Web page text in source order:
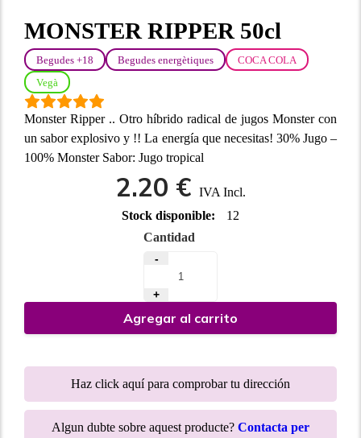
MONSTER RIPPER 50cl
Begudes +18 Begudes energètiques
COCA COLA
Vegà
Monster Ripper .. Otro híbrido radical de jugos Monster con
un sabor explosivo y !! La energía que necesitas! 30% Jugo –
100% Monster Sabor: Jugo tropical
2.20 € IVA Incl.
Stock disponible:
12
Cantidad
-
+
Agregar al carrito
Haz click aquí para comprobar tu dirección
Algun dubte sobre aquest producte? Contacta per